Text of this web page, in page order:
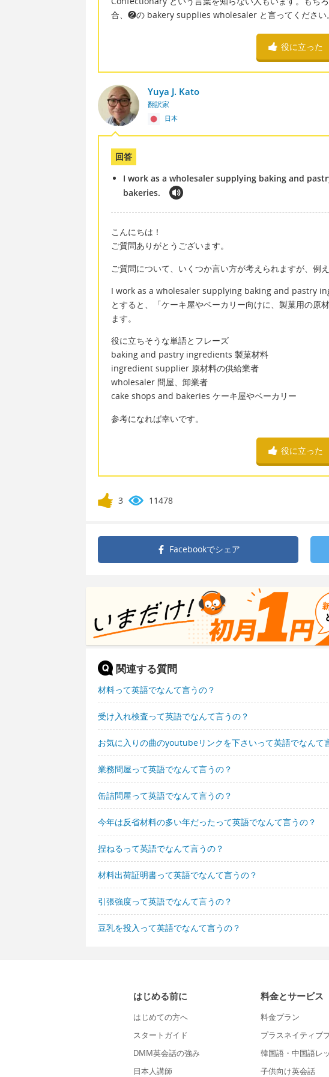
合、❷の bakery supplies wholesaler と言ってください。
役に立った
Yuya J. Kato
翻訳家
日本
回答
I work as a wholesaler supplying baking and
bakeries.
こんにちは！
ご質問ありがとうございます。
ご質問について、いくつか言い方が考えられますが、例え
I work as a wholesaler supplying baking and pastry
とすると、「ケーキ屋やベーカリー向けに、製菓用の原
ます。
役に立ちそうな単語とフレーズ
baking and pastry ingredients 製菓材料
ingredient supplier 原材料の供給業者
wholesaler 問屋、卸業者
cake shops and bakeries ケーキ屋やベーカリー
参考になれば幸いです。
役に立った
3 11478
Facebookでシェア
関連する質問
材料って英語でなんて言うの？
受け入れ検査って英語でなんて言うの？
お気に入りの曲のyoutubeリンクを下さいって英語でなんて
業務問屋って英語でなんて言うの？
缶詰問屋って英語でなんて言うの？
今年は反省材料の多い年だったって英語でなんて言うの？
捏ねるって英語でなんて言うの？
材料出荷証明書って英語でなんて言うの？
引張強度って英語でなんて言うの？
豆乳を投入って英語でなんて言うの？
はじめる前に
はじめての方へ
スタートガイド
DMM英会話の強み
日本人講師
料金とサービス
料金プラン
プラスネイティブ
韓国語・中国語レ
子供向け英会話